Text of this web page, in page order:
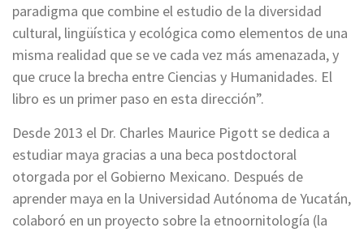
paradigma que combine el estudio de la diversidad
cultural, lingüística y ecológica como elementos de una
misma realidad que se ve cada vez más amenazada, y
que cruce la brecha entre Ciencias y Humanidades. El
libro es un primer paso en esta dirección”.
Desde 2013 el Dr. Charles Maurice Pigott se dedica a
estudiar maya gracias a una beca postdoctoral
otorgada por el Gobierno Mexicano. Después de
aprender maya en la Universidad Autónoma de Yucatán,
colaboró en un proyecto sobre la etnoornitología (la